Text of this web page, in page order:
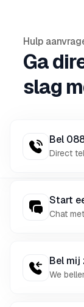
Hulp
Ga
slag
Bel
Direct
Start
Chat
Bel mij
We